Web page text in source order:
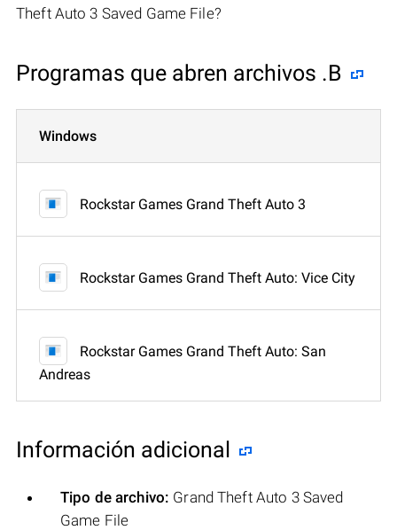
Theft Auto 3 Saved Game File?
Programas que abren archivos .B
Windows
Rockstar Games Grand Theft Auto 3
Rockstar Games Grand Theft Auto: Vice City
Rockstar Games Grand Theft Auto: San
Andreas
Información adicional
Tipo de archivo: Grand Theft Auto 3 Saved
Game File